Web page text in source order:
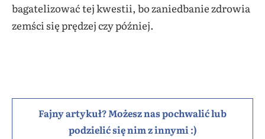
bagatelizować tej kwestii, bo zaniedbanie zdrowia
zemści się prędzej czy później.
Fajny artykuł? Możesz nas pochwalić lub
podzielić się nim z innymi :)